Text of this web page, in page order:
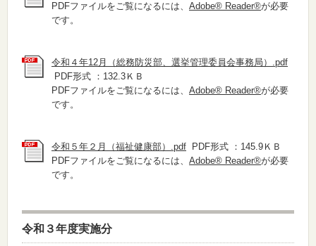
PDFファイルをご覧になるには、 Adobe® Reader®が必要
です。
令和４年12月（総務防災部、選挙管理委員会事務局）.pdf
PDF形式 ：132.3ＫＢ
PDFファイルをご覧になるには、 Adobe® Reader®が必要
です。
令和５年２月（福祉健康部）.pdf PDF形式 ：145.9ＫＢ
PDFファイルをご覧になるには、 Adobe® Reader®が必要
です。
令和３年度実施分